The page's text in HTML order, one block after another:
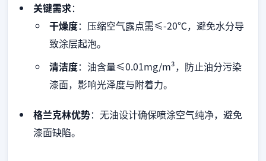
关键需求：
干燥度：压缩空气露点需≤-20℃，避免水分导
致涂层起泡。
清洁度：油含量≤0.01mg/m³，防止油分污染
漆面，影响光泽度与附着力。
格兰克林优势：无油设计确保喷涂空气纯净，避免
漆面缺陷。